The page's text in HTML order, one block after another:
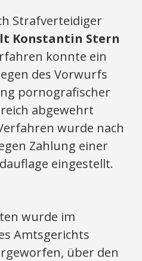
Strafverteidiger
Konstantin Stern
konnte ein
des Vorwurfs
pornografischer
abgewehrt
wurde nach
Zahlung einer
eingestellt.
wurde im
Amtsgerichts
über den